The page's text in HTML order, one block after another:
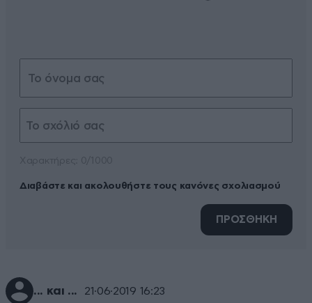
Διαβάστε και ακολουθήστε τους κανόνες σχολιασμού
ΠΡΟΣΘΗΚΗ
... και ... 21·06·2019 16:23